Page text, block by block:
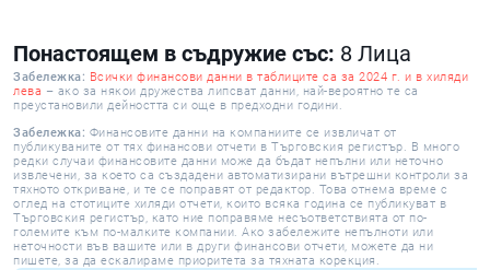
Понастоящем в съдружие със: 8 Лица
Забележка: Всички финансови данни в таблиците са за 2024 г. и в хиляди
лева – ако за някои дружества липсват данни, най-вероятно те са
преустановили дейността си още в предходни години.
Забележка: Финансовите данни на компаниите се извличат от
публикуваните от тях финансови отчети в Търговския регистър. В много
редки случаи финансовите данни може да бъдат непълни или неточно
извлечени, за което са създадени автоматизирани вътрешни контроли за
тяхното откриване, и те се поправят от редактор. Това отнема време с
оглед на стотиците хиляди отчети, които всяка година се публикуват в
Търговския регистър, като ние поправяме несъответствията от по-
големите към по-малките компании. Ако забележите непълноти или
неточности във вашите или в други финансови отчети, можете да ни
пишете, за да ескалираме приоритета за тяхната корекция.